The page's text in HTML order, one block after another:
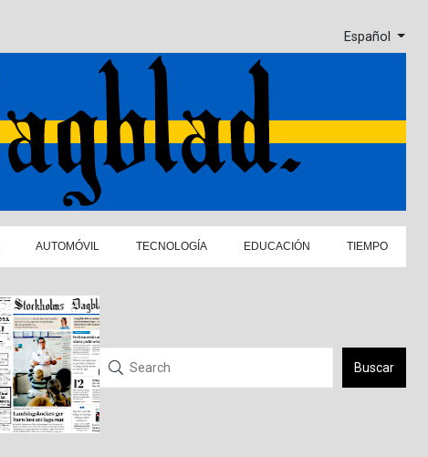
Español
AUTOMÓVIL TECNOLOGÍA EDUCACIÓN TIEMPO
Buscar